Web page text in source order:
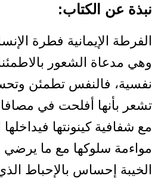
نبذة عن الكتاب:
الفرطة الإيمانية فطرة
وهي مدعاة الشعور
نفسية، فالنفس تطمئن
تشعر بأنها أفلحت في
مع شفافية كينونتها
مواءمة سلوكها مع ما يرضي
الخيبة إحساس بالإحباط